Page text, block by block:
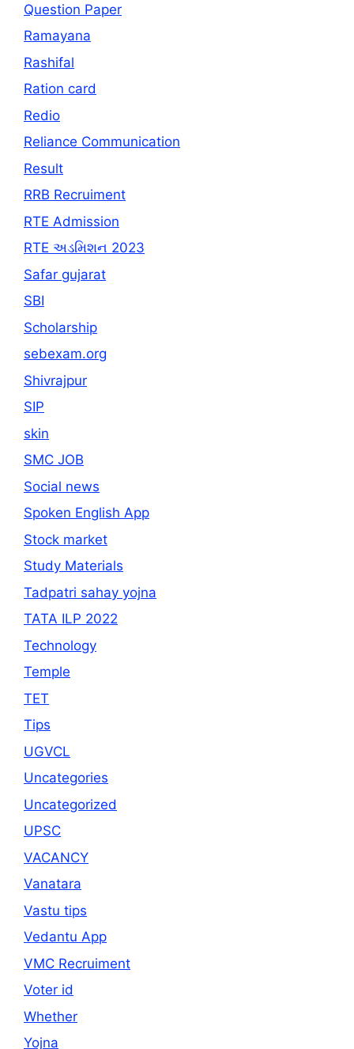
Question Paper
Ramayana
Rashifal
Ration card
Redio
Reliance Communication
Result
RRB Recruiment
RTE Admission
RTE અડમિશન 2023
Safar gujarat
SBI
Scholarship
sebexam.org
Shivrajpur
SIP
skin
SMC JOB
Social news
Spoken English App
Stock market
Study Materials
Tadpatri sahay yojna
TATA ILP 2022
Technology
Temple
TET
Tips
UGVCL
Uncategories
Uncategorized
UPSC
VACANCY
Vanatara
Vastu tips
Vedantu App
VMC Recruiment
Voter id
Whether
Yojna